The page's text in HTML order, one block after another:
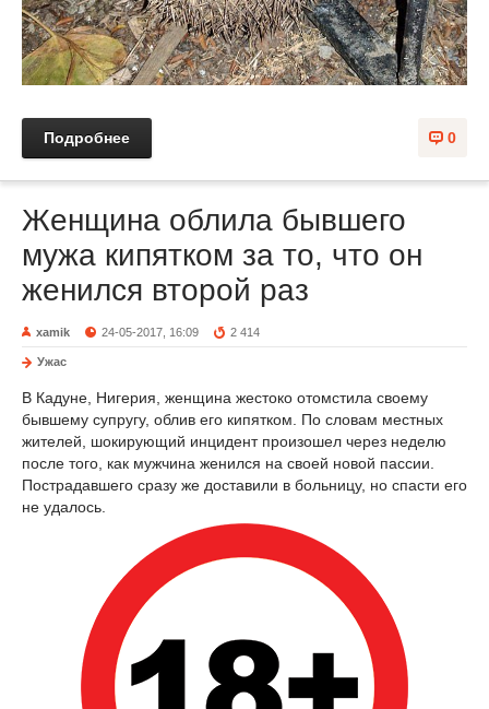
0
Подробнее
Женщина облила бывшего
мужа кипятком за то, что он
женился второй раз
xamik 24-05-2017, 16:09 2 414
Ужас
В Кадуне, Нигерия, женщина жестоко отомстила своему
бывшему супругу, облив его кипятком. По словам местных
жителей, шокирующий инцидент произошел через неделю
после того, как мужчина женился на своей новой пассии.
Пострадавшего сразу же доставили в больницу, но спасти его
не удалось.